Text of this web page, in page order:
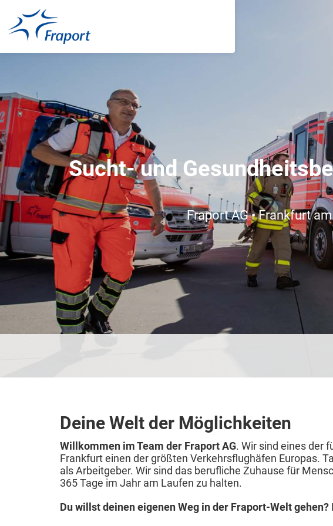
Sucht- und
Fraport AG • Frankfurt
Deine Welt der Möglichkeiten
Willkommen im Team der Fraport AG. Wir sind eines der
Frankfurt einen der größten Verkehrsflughäfen Europas.
als Arbeitgeber. Wir sind das berufliche Zuhause für
365 Tage im Jahr am Laufen zu halten.
Du willst deinen eigenen Weg in der Fraport-Welt gehen?